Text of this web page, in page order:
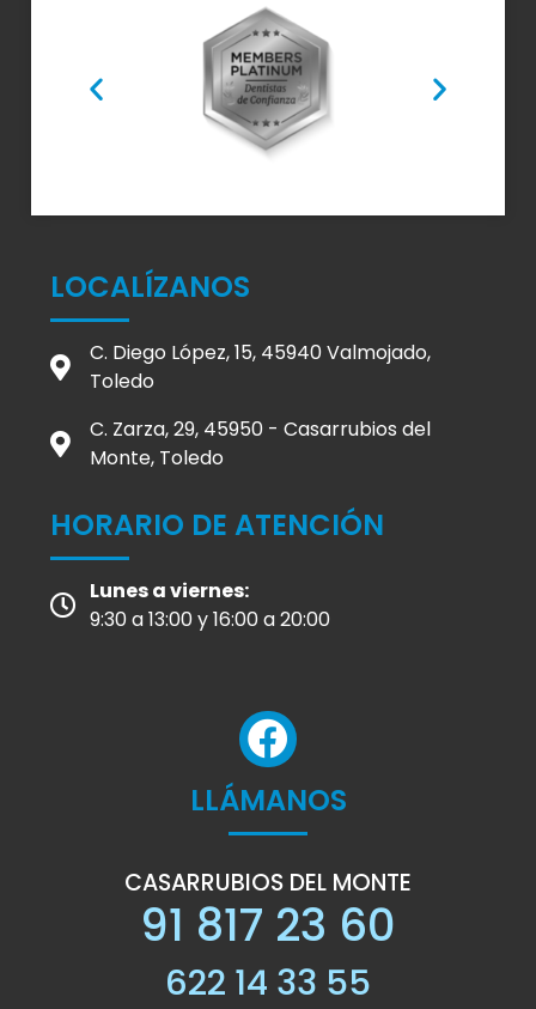
LOCALÍZANOS
C. Diego López, 15, 45940 Valmojado,
Toledo
C. Zarza, 29, 45950 - Casarrubios del
Monte, Toledo
HORARIO DE ATENCIÓN
Lunes a viernes:
9:30 a 13:00 y 16:00 a 20:00
LLÁMANOS
CASARRUBIOS DEL MONTE
91 817 23 60
622 14 33 55